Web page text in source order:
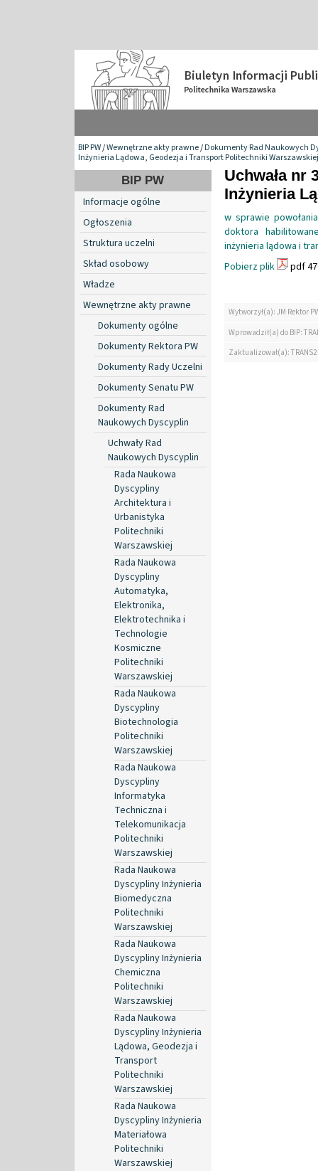
BIP PW/Wewnętrzne akty prawne/Dokumenty Rad Naukowych
Inżynieria Lądowa, Geodezja i Transport Politechniki Warszawskiej
BIP PW
Informacje ogólne
Ogłoszenia
Struktura uczelni
Skład osobowy
Władze
Wewnętrzne akty prawne
Dokumenty ogólne
Dokumenty Rektora PW
Dokumenty Rady Uczelni
Dokumenty Senatu PW
Dokumenty Rad
Naukowych Dyscyplin
Uchwały Rad
Naukowych Dyscyplin
Rada Naukowa
Dyscypliny
Architektura i
Urbanistyka
Politechniki
Warszawskiej
Rada Naukowa
Dyscypliny
Automatyka,
Elektronika,
Elektrotechnika i
Technologie
Kosmiczne
Politechniki
Warszawskiej
Rada Naukowa
Dyscypliny
Biotechnologia
Politechniki
Warszawskiej
Rada Naukowa
Dyscypliny
Informatyka
Techniczna i
Telekomunikacja
Politechniki
Warszawskiej
Rada Naukowa
Dyscypliny Inżynieria
Biomedyczna
Politechniki
Warszawskiej
Rada Naukowa
Dyscypliny Inżynieria
Chemiczna
Politechniki
Warszawskiej
Rada Naukowa
Dyscypliny Inżynieria
Lądowa, Geodezja i
Transport
Politechniki
Warszawskiej
Rada Naukowa
Dyscypliny Inżynieria
Materiałowa
Politechniki
Warszawskiej
Uchwała nr
Inżynieria
w sprawie
doktora
inżynieria lądowa i
Pobierz plik
pdf
Wytworzył(a): JM Rektor
Wprowadził(a) do BIP:
Zaktualizował(a):